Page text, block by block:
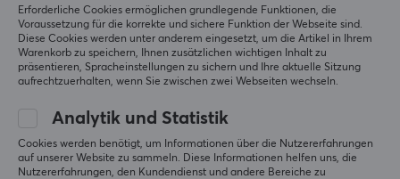
USB-C 40G/8K 240W
Schnellladekabel - 2 m
USB-C 4.0 LED-Anzeige
8K 240W Kabel – 1M –
Erforderliche Cookies ermöglichen grundlegende Funktionen, die
Voraussetzung für die korrekte und sichere Funktion der Webseite sind.
Diese Cookies werden unter anderem eingesetzt, um die Artikel in Ihrem
Warenkorb zu speichern, Ihnen zusätzlichen wichtigen Inhalt zu
präsentieren, Spracheinstellungen zu sichern und Ihre aktuelle Sitzung
aufrechtzuerhalten, wenn Sie zwischen zwei Webseiten wechseln.
Analytik und Statistik
Cookies werden benötigt, um Informationen über die Nutzererfahrungen
auf unserer Website zu sammeln. Diese Informationen helfen uns, die
Nutzererfahrungen, den Kundendienst und andere Bereiche zu